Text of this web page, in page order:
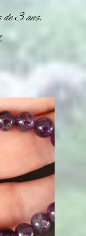
de 3 ans.